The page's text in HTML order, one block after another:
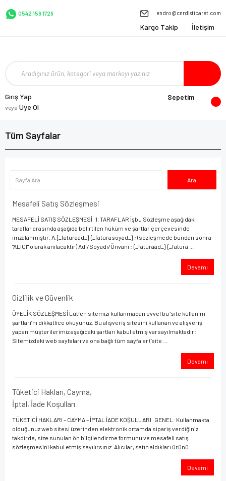
0542 159 1729 endro@cnrdisticaret.com
Kargo Takip İletişim
Giriş Yap
veya Üye Ol
Sepetim
Tüm Sayfalar
Mesafeli Satış Sözleşmesi
MESAFELİ SATIŞ SÖZLEŞMESİ 1. TARAFLAR İşbu Sözleşme aşağıdaki
taraflar arasında aşağıda belirtilen hüküm ve şartlar çerçevesinde
imzalanmıştır. A.{_faturaad_} {_faturasoyad_} ; (sözleşmede bundan sonra
"ALICI" olarak anılacaktır) Adı/Soyadı/Ünvanı : {_faturaad_} {_fatura ...
Devamı
Gizlilik ve Güvenlik
ÜYELİK SÖZLEŞMESİ Lütfen sitemizi kullanmadan evvel bu ‘site kullanım
şartları’nı dikkatlice okuyunuz. Bu alışveriş sitesini kullanan ve alışveriş
yapan müşterilerimiz aşağıdaki şartları kabul etmiş varsayılmaktadır:
Sitemizdeki web sayfaları ve ona bağlı tüm sayfalar (‘site ...
Devamı
Tüketici Hakları, Cayma,
İptal, İade Koşulları
TÜKETİCİ HAKLARI – CAYMA – İPTAL İADE KOŞULLARI GENEL: Kullanmakta
olduğunuz web sitesi üzerinden elektronik ortamda sipariş verdiğiniz
takdirde, size sunulan ön bilgilendirme formunu ve mesafeli satış
sözleşmesini kabul etmiş sayılırsınız. Alıcılar, satın aldıkları ürünü ...
Devamı